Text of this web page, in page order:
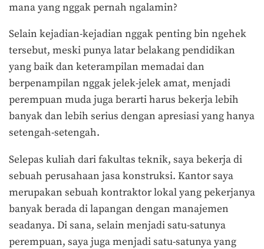
mana yang nggak pernah ngalamin?
Selain kejadian-kejadian nggak penting bin ngehek
tersebut, meski punya latar belakang pendidikan
yang baik dan keterampilan memadai dan
berpenampilan nggak jelek-jelek amat, menjadi
perempuan muda juga berarti harus bekerja lebih
banyak dan lebih serius dengan apresiasi yang hanya
setengah-setengah.
Selepas kuliah dari fakultas teknik, saya bekerja di
sebuah perusahaan jasa konstruksi. Kantor saya
merupakan sebuah kontraktor lokal yang pekerjanya
banyak berada di lapangan dengan manajemen
seadanya. Di sana, selain menjadi satu-satunya
perempuan, saya juga menjadi satu-satunya yang